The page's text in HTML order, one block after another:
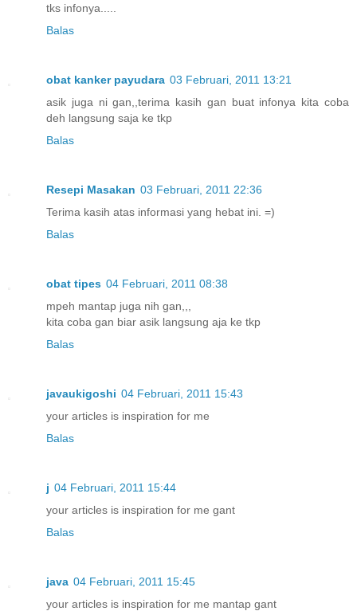
tks infonya.....
Balas
obat kanker payudara 03 Februari, 2011 13:21
asik juga ni gan,,terima kasih gan buat infonya kita coba
deh langsung saja ke tkp
Balas
Resepi Masakan 03 Februari, 2011 22:36
Terima kasih atas informasi yang hebat ini. =)
Balas
obat tipes 04 Februari, 2011 08:38
mpeh mantap juga nih gan,,,
kita coba gan biar asik langsung aja ke tkp
Balas
javaukigoshi 04 Februari, 2011 15:43
your articles is inspiration for me
Balas
j 04 Februari, 2011 15:44
your articles is inspiration for me gant
Balas
java 04 Februari, 2011 15:45
your articles is inspiration for me mantap gant